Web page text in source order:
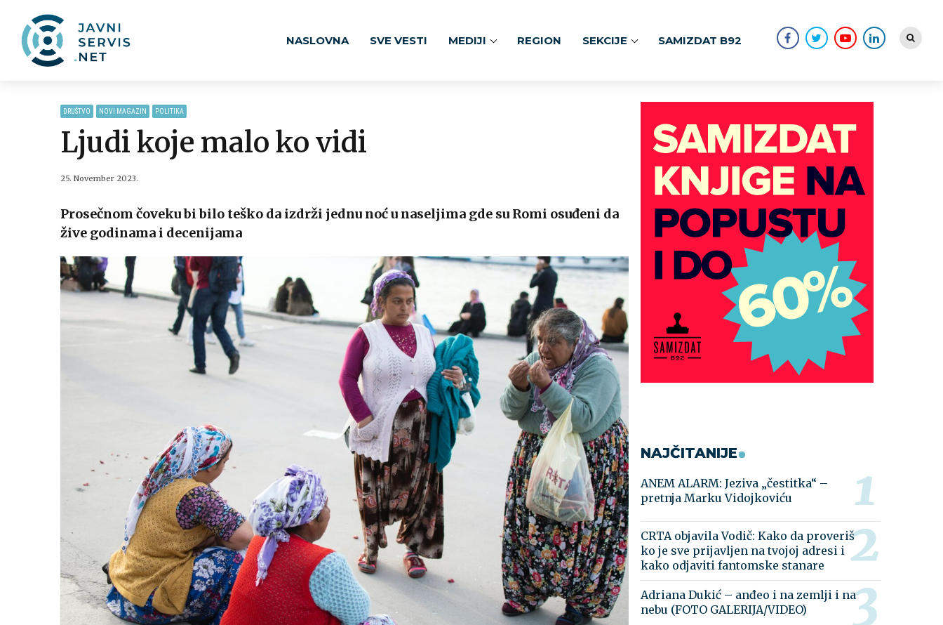
NASLOVNA SVE VESTI MEDIJI REGION SEKCIJE SAMIZDAT B92
DRUŠTVO NOVI MAGAZIN POLITIKA
Ljudi koje malo ko vidi
25. November 2023.
Prosečnom čoveku bi bilo teško da izdrži jednu noć u naseljima gde su Romi osuđeni da
žive godinama i decenijama
NAJČITANIJE
ANEM ALARM: Jeziva „čestitka“ –
pretnja Marku Vidojkoviću
CRTA objavila Vodič: Kako da proveriš
ko je sve prijavljen na tvojoj adresi i
kako odjaviti fantomske stanare
Adriana Dukić – anđeo i na zemlji i na
nebu (FOTO GALERIJA/VIDEO)